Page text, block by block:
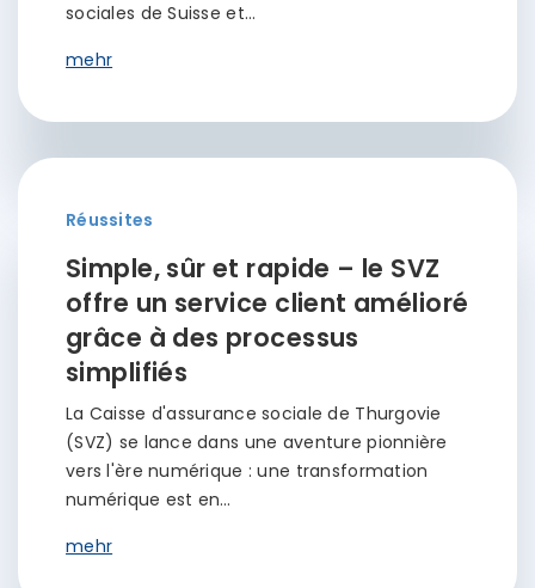
sociales de Suisse et…
mehr
Réussites
Simple, sûr et rapide – le SVZ
offre un service client amélioré
grâce à des processus
simplifiés
La Caisse d'assurance sociale de Thurgovie
(SVZ) se lance dans une aventure pionnière
vers l'ère numérique : une transformation
numérique est en…
mehr